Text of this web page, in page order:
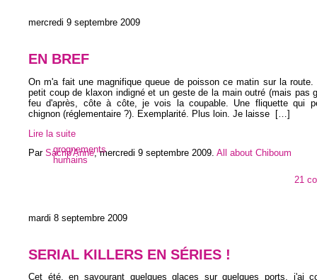
mercredi 9 septembre 2009
EN BREF
On m'a fait une magnifique queue de poisson ce matin sur la
petit coup de klaxon indigné et un geste de la main outré (mais pas
feu d'après, côte à côte, je vois la coupable. Une fliquette qui
chignon (réglementaire ?). Exemplarité. Plus loin. Je laisse
[…]
Lire la suite
Par Sacrip'Anne,mercredi 9 septembre 2009. All about Chiboum
grognements
humains
21
mardi 8 septembre 2009
SERIAL KILLERS EN SÉRIES !
Cet été, en savourant quelques glaces sur quelques ports, j'ai